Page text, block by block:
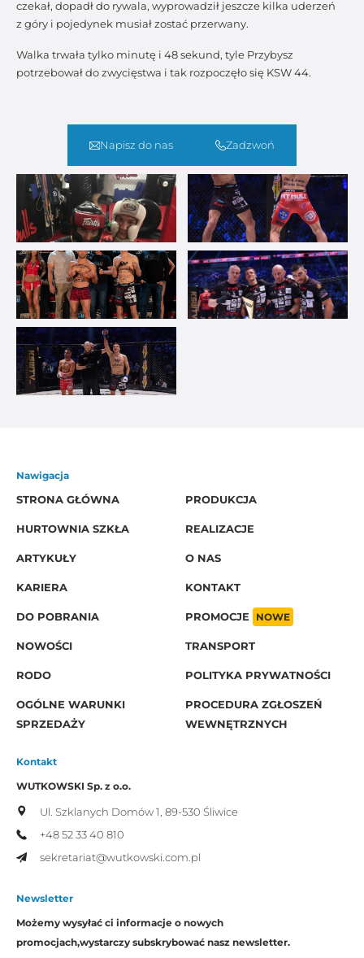
czekał, dopadł do rywala, wyprowadził jeszcze kilka uderzeń
z góry i pojedynek musiał zostać przerwany.
Walka trwała tylko minutę i 48 sekund, tyle Przybysz
potrzebował do zwycięstwa i tak rozpoczęło się KSW 44.
Napisz do nas Zadzwoń
Nawigacja
STRONA GŁÓWNA
PRODUKCJA
HURTOWNIA SZKŁA REALIZACJE
ARTYKUŁY O NAS
KARIERA KONTAKT
DO POBRANIA PROMOCJE NOWE
NOWOŚCI TRANSPORT
RODO POLITYKA PRYWATNOŚCI
OGÓLNE WARUNKI
SPRZEDAŻY
PROCEDURA ZGŁOSZEŃ
WEWNĘTRZNYCH
Kontakt
WUTKOWSKI Sp. z o.o.
Ul. Szklanych Domów 1, 89-530 Śliwice
+48 52 33 40 810
sekretariat@wutkowski.com.pl
Newsletter
Możemy wysyłać ci informacje o nowych
promocjach,wystarczy subskrybować nasz newsletter.